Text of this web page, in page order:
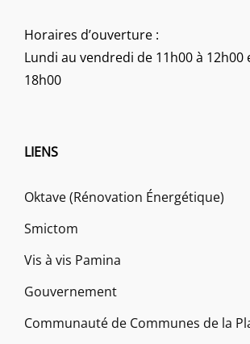
Horaires d’ouverture :
Lundi au vendredi de 11h00 à 12h00
18h00
LIENS
Oktave (Rénovation Énergétique)
Smictom
Vis à vis Pamina
Gouvernement
Communauté de Communes de la